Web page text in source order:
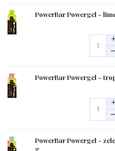
PowerBar Powergel -
PowerBar Powergel -
PowerBar Powergel -
g